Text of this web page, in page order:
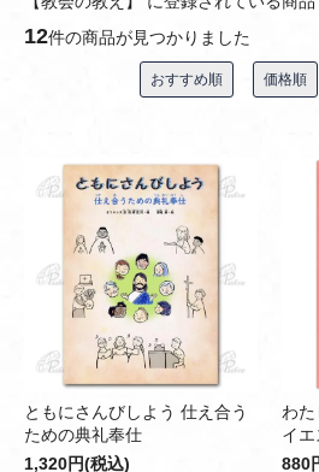
12件の商品が見つかりました
おすすめ順 価格順
ともにさんびしよう 仕え合う
ための典礼奉仕
1,320円(税込)
わ
イエ
880